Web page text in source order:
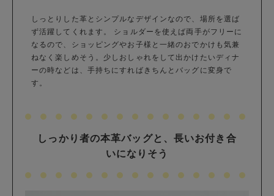
しっとりした革とシンプルなデザインなので、場所を選ば
ず活躍してくれます。 ショルダーを使えば両手がフリーに
なるので、ショッピングやお子様と一緒のおでかけも気兼
ねなく楽しめそう。少しおしゃれをして出かけたいディナ
ーの時などは、手持ちにすればきちんとバッグに変身で
す。
しっかり者の本革バッグと、長いお付き合
いになりそう